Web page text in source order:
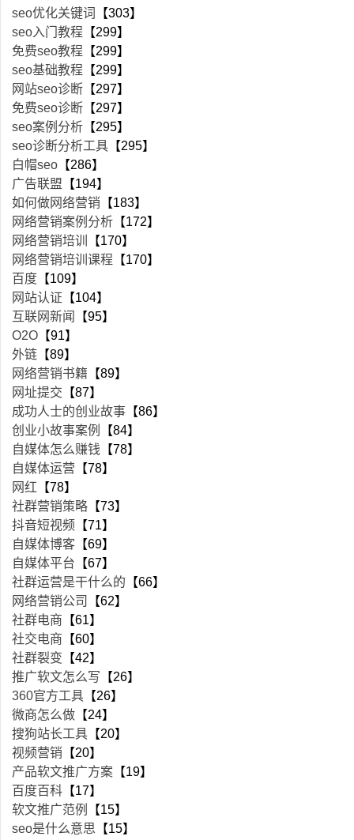
seo优化关键词
【303】
seo入门教程 【299】
免费seo教程 【299】
seo基础教程 【299】
网站seo诊断 【297】
免费seo诊断 【297】
seo案例分析 【295】
seo诊断分析工具 【295】
白帽seo 【286】
广告联盟 【194】
如何做网络营销 【183】
网络营销案例分析 【172】
网络营销培训
【170】
网络营销培训课程 【170】
百度 【109】
网站认证 【104】
互联网新闻
【95】
O2O 【91】
外链 【89】
网络营销书籍 【89】
网址提交 【87】
成功人士的创业故事 【86】
创业小故事案例
【84】
自媒体怎么赚钱 【78】
自媒体运营 【78】
网红 【78】
社群营销策略 【73】
抖音短视频 【71】
自媒体博客 【69】
自媒体平台 【67】
社群运营是干什么的 【66】
网络营销公司
【62】
社群电商 【61】
社交电商 【60】
社群裂变 【42】
推广软文怎么写 【26】
360官方工具 【26】
微商怎么做 【24】
搜狗站长工具 【20】
视频营销 【20】
产品软文推广方案 【19】
百度百科 【17】
软文推广范例
【15】
seo是什么意思 【15】